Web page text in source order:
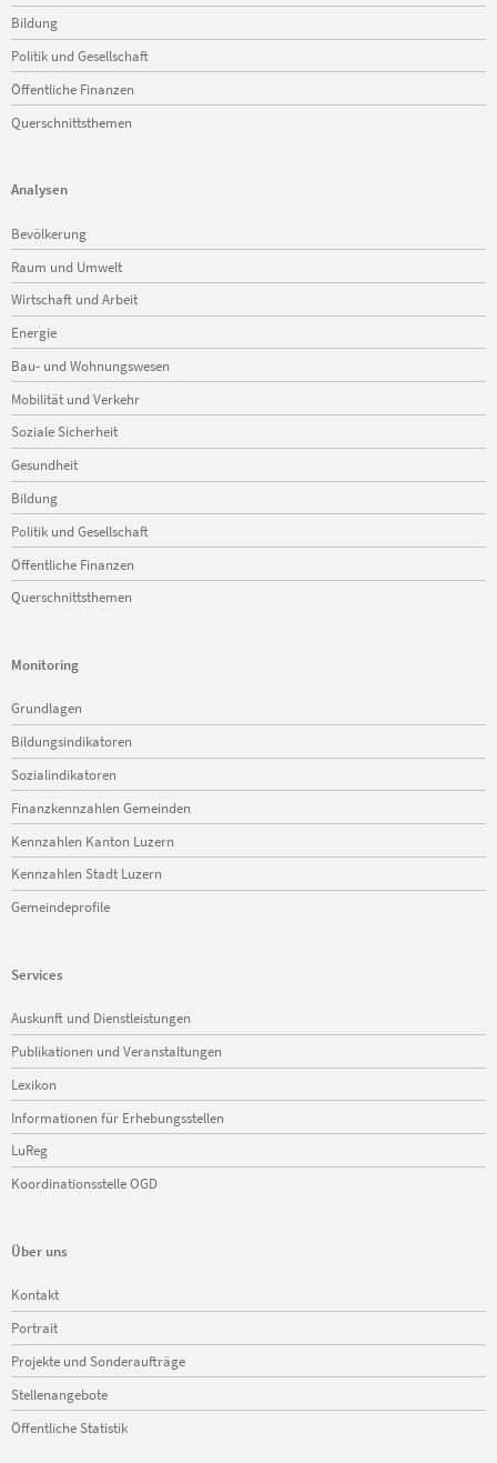
Bildung
Politik und Gesellschaft
Öffentliche Finanzen
Querschnittsthemen
Analysen
Navigation
überspringen
Bevölkerung
Raum und Umwelt
Wirtschaft und Arbeit
Energie
Bau- und Wohnungswesen
Mobilität und Verkehr
Soziale Sicherheit
Gesundheit
Bildung
Politik und Gesellschaft
Öffentliche Finanzen
Querschnittsthemen
Monitoring
Navigation
überspringen
Grundlagen
Bildungsindikatoren
Sozialindikatoren
Finanzkennzahlen Gemeinden
Kennzahlen Kanton Luzern
Kennzahlen Stadt Luzern
Gemeindeprofile
Services
Navigation
überspringen
Auskunft und Dienstleistungen
Publikationen und Veranstaltungen
Lexikon
Informationen für Erhebungsstellen
LuReg
Koordinationsstelle OGD
Über uns
Navigation
überspringen
Kontakt
Portrait
Projekte und Sonderaufträge
Stellenangebote
Öffentliche Statistik